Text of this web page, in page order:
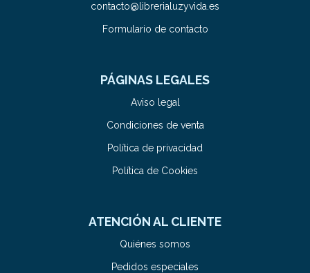
contacto@librerialuzyvida.es
Formulario de contacto
PÁGINAS LEGALES
Aviso legal
Condiciones de venta
Política de privacidad
Política de Cookies
ATENCIÓN AL CLIENTE
Quiénes somos
Pedidos especiales